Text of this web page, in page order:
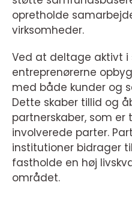
opretholde
virksomheder.
Ved at deltage aktivt
entreprenørerne
med både kunder og
Dette skaber tillid og
partnerskaber, som er
involverede parter.
institutioner bidrager
fastholde en høj
området.